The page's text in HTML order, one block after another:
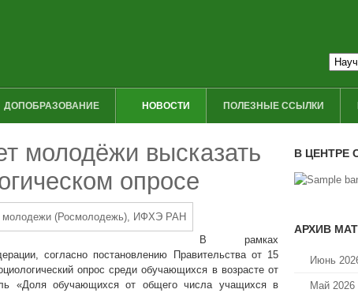
ДОПОБРАЗОВАНИЕ НОВОСТИ ПОЛЕЗНЫЕ ССЫЛКИ
молодёжи высказать
опросе
В рамках
согласно постановлению Правительства от 15
опрос среди обучающихся в возрасте от
«Доля обучающихся от общего числа учащихся в
В ЦЕНТРЕ
АРХИВ
Июнь
Май 2026